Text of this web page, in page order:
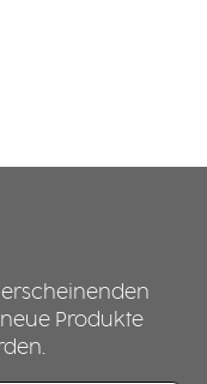
Produkte